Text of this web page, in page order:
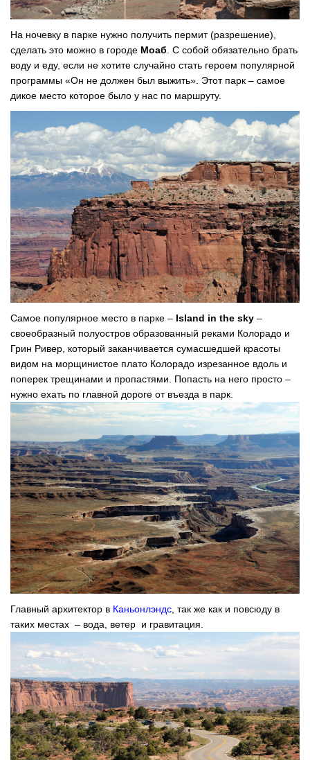
На ночевку в парке нужно получить пермит (разрешение),
сделать это можно в городе Моаб . С собой обязательно брать
воду и еду, если не хотите случайно стать героем популярной
программы «Он не должен был выжить». Этот парк – самое
дикое место которое было у нас по маршруту.
Самое популярное место в парке – Island in the sky –
своеобразный полуостров образованный реками Колорадо и
Грин Ривер, который заканчивается сумасшедшей красоты
видом на морщинистое плато Колорадо изрезанное вдоль и
поперек трещинами и пропастями. Попасть на него просто –
нужно ехать по главной дороге от въезда в парк.
Главный архитектор в Каньонлэндс , так же как и повсюду в
таких местах – вода, ветер и гравитация.